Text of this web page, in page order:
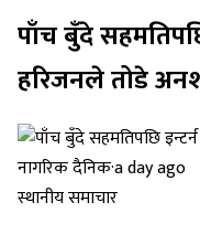
पाँच बुँदे
हरिजनले तोडे
नागरिक दैनिक·a day ago
स्थानीय समाचार